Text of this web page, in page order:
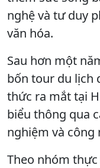
nghệ và tư duy
văn hóa.
Sau hơn một
bốn tour du lịch
thức ra mắt tại
biểu thông qua
nghiệm và công
Theo nhóm